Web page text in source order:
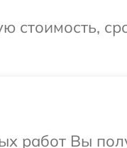
стоимость,
работ Вы